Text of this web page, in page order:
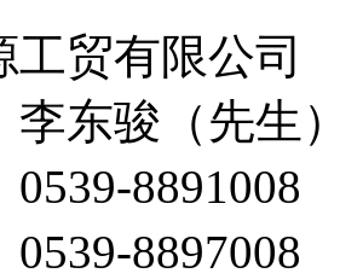
工贸有限公司
东骏（先生）
8891008
8897008